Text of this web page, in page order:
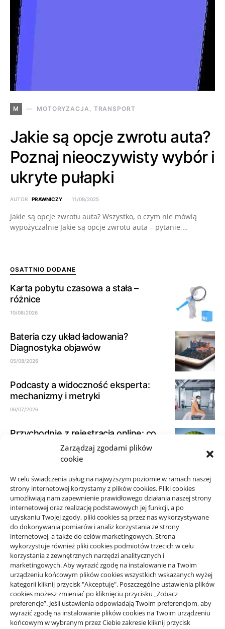
Zarządzaj zgodami plików
cookie
W celu świadczenia usług na najwyższym poziomie w ramach naszej
strony internetowej korzystamy z plików cookies. Pliki cookies
umożliwiają nam zapewnienie prawidłowego działania naszej strony
internetowej oraz realizację podstawowych jej funkcji, a po
uzyskaniu Twojej zgody, pliki cookies są przez nas wykorzystywane
do dokonywania pomiarów i analiz korzystania ze strony
internetowej, a także do celów marketingowych. Strona
wykorzystuje również pliki cookies podmiotów trzecich w celu
korzystania z zewnętrznych narzędzi analitycznych i
marketingowych. Aby wyrazić zgodę na instalowanie na Twoim
urządzeniu końcowym plików cookies wszystkich wskazanych wyżej
kategorii kliknij przycisk "Akceptuję". Poszczególne ustawienia plików
cookies możesz zmieniać po kliknięciu przycisku „Zobacz
preferencje”. Jeśli ustawienia odpowiadają Twoim preferencjom, aby
wyrazić zgodę na instalowanie plików cookies na Twoim urządzeniu
końcowym w wybranym przez Ciebie zakresie kliknij przycisk
M MOTORYZACJA, TRANSPORT
Jakie są opcje zwrotu auta?
Poznaj nieoczywisty wybór i
ukryte pułapki
AUTOR PRAWNICZY 11/08/2025
Jakie są opcje zwrotu auta? Wszystko, o czym nie mówią
wypożyczalnie Jakie są opcje zwrotu auta – pytanie,…
OSATTNIO DODANE
Karta pobytu czasowa a stała –
różnice
10/08/2026
Bateria czy układ ładowania?
Diagnostyka objawów
05/08/2026
Podcasty a widoczność eksperta:
mechanizmy i metryki
06/07/2026
Przychodnie z rejestracją online: co
Jak opisać dokumenty księgowe dla
biura rachunkowego
21/06/2026
Projekty domów Rzeszów
wizytówki nap